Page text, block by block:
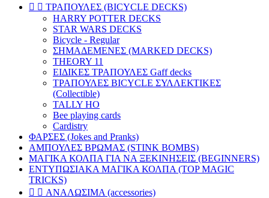
  ΤΡΑΠΟΥΛΕΣ (BICYCLE DECKS)
HARRY POTTER DECKS
STAR WARS DECKS
Bicycle - Regular
ΣΗΜΑΔΕΜΕΝΕΣ (MARKED DECKS)
THEORY 11
ΕΙΔΙΚΕΣ ΤΡΑΠΟΥΛΕΣ Gaff decks
ΤΡΑΠΟΥΛΕΣ BICYCLE ΣΥΛΛΕΚΤΙΚΕΣ
(Collectible)
TALLY HO
Bee playing cards
Cardistry
ΦΑΡΣΕΣ (Jokes and Pranks)
ΑΜΠΟΥΛΕΣ ΒΡΩΜΑΣ (STINK BOMBS)
ΜΑΓΙΚΑ ΚΟΛΠΑ ΓΙΑ ΝΑ ΞΕΚΙΝΗΣΕΙΣ (BEGINNERS)
ΕΝΤΥΠΩΣΙΑΚΑ ΜΑΓΙΚΑ ΚΟΛΠΑ (TOP MAGIC
TRICKS)
  ΑΝΑΛΩΣΙΜΑ (accessories)